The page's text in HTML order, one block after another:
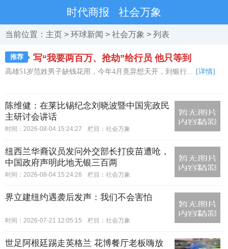
时代商报 社会万象
当前位置： 主页 > 环球新闻 > 社会万象 > 列表
推荐 写“我要两百万、抢劫”给行员 他只等到
高雄51岁范姓男子缺钱花用，今年4月竟异想天开，到银行... [详情]
陈维健：在莱比锡纪念刘晓波暨中国宪政民
主研讨会讲话
时间：2026-08-04 15:24:27 栏目： 社会万象
纽西兰华裔议员发问外交部长打疫苗遭呛，
中国政府声明此地无银三百两
时间：2026-08-04 15:24:26 栏目： 社会万象
界立建纽约遇袭后发声：我们不会害怕
时间：2026-07-21 12:05:15 栏目： 社会万象
世足阿根廷踢走英格兰 花博餐厅老板嗨放